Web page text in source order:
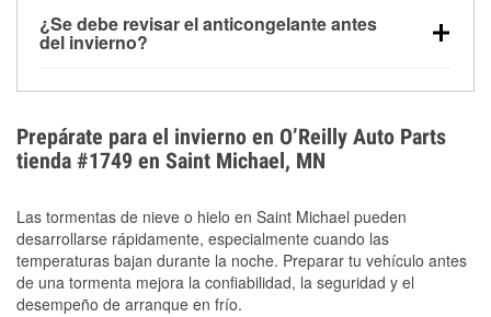
alrededor de 1 PSI por cada 10 °F que baja la
temperatura. Puedes obtener más información sobre
¿Se debe revisar el anticongelante antes
del invierno?
el sobrecalentamiento en condiciones de frío
extremo. Aprende cómo comprobar la protección
anticongelante en nuestra sección How-To.
Prepárate para el invierno en O’Reilly Auto Parts
tienda #1749 en Saint Michael, MN
Las tormentas de nieve o hielo en Saint Michael pueden
desarrollarse rápidamente, especialmente cuando las
temperaturas bajan durante la noche. Preparar tu vehículo antes
de una tormenta mejora la confiabilidad, la seguridad y el
desempeño de arranque en frío.